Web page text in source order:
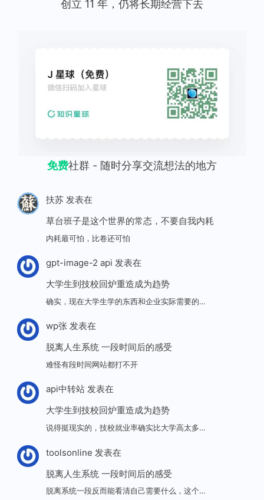
创立 11 年，仍将长期经营下去
免费社群 - 随时分享交流想法的地方
扶苏发表在
草台班子是这个世界的常态，不要自我内耗
内耗最可怕，比卷还可怕
gpt-image-2 api 发表在
大学生到技校回炉重造成为趋势
确实，现在大学生学的东西和企业实际需要的…
wp张发表在
脱离人生系统 一段时间后的感受
难怪有段时间网站都打不开
api中转站发表在
大学生到技校回炉重造成为趋势
说得挺现实的，技校就业率确实比大学高太多…
toolsonline 发表在
脱离人生系统 一段时间后的感受
脱离系统一段反而能看清自己需要什么，这个…